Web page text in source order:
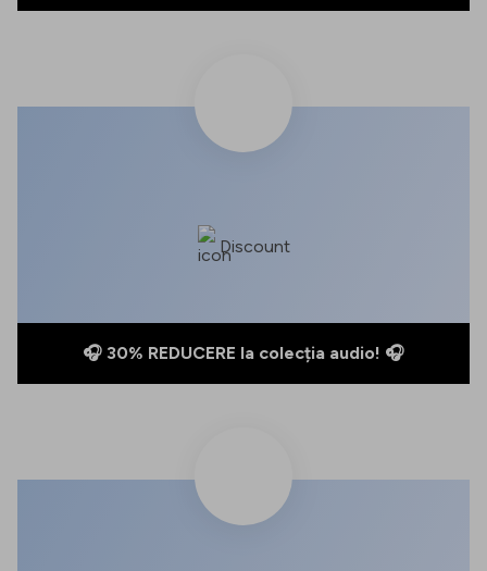
Discount
🎧 30% REDUCERE la colecția audio! 🎧